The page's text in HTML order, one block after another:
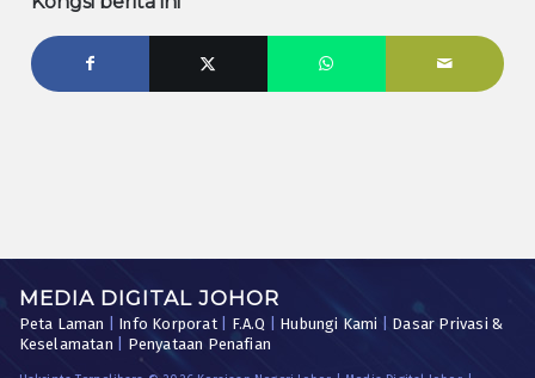
MEDIA DIGITAL JOHOR
Peta Laman Info Korporat| F.A.Q Hubungi Kami
Dasar Privasi &
Keselamatan
Penyataan Penafian